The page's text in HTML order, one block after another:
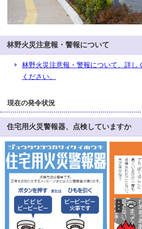
林野火災注意報・警報について
林野火災注意報・警報について、詳し
ください。
現在の発令状況
住宅用火災警報器、点検していますか